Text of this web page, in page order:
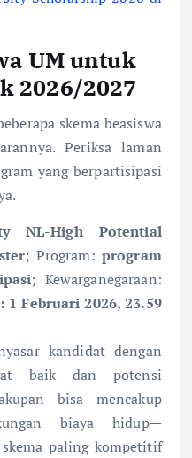
UM untuk
2026/2027
skema beasiswa
Periksa laman
yang berpartisipasi
NL-High Potential
; Program: program
; Kewarganegaraan:
1 Februari 2026, 23.59
kandidat dengan
baik dan potensi
bisa mencakup
biaya hidup—
paling kompetitif